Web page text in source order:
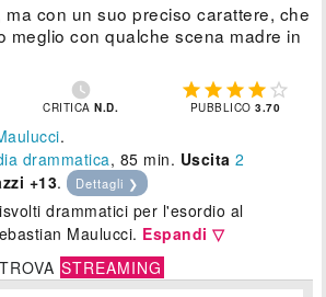
ma con un suo preciso carattere, che
meglio con qualche scena madre in

CRITICAN.D.
    
PUBBLICO3.70
.
drammatica, 85 min. Uscita 2
+13. Dettagli ❯
drammatici per l'esordio al
Maulucci. Espandi ▽
TROVA STREAMING